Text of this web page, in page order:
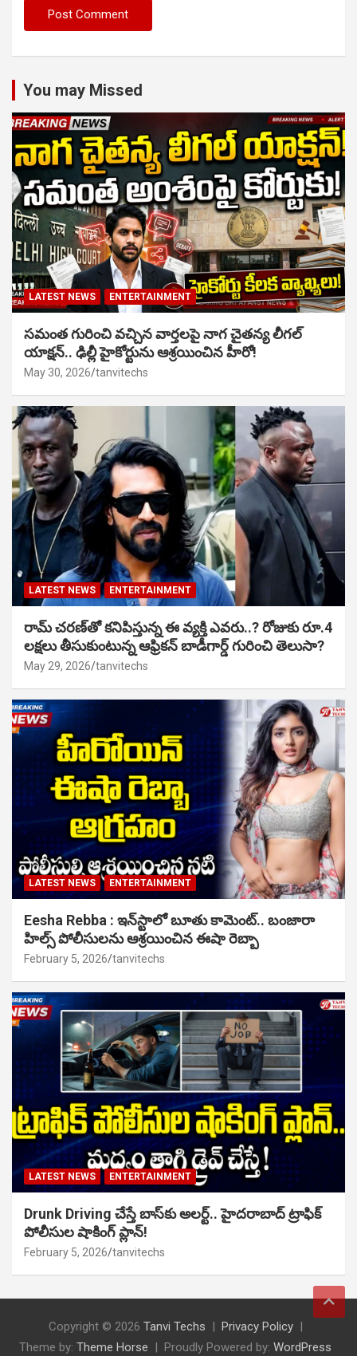
You may Missed
LATEST NEWS ENTERTAINMENT
సమంత గురించి వచ్చిన వార్తలపై నాగ చైతన్య లీగల్
యాక్షన్.. ఢిల్లీ హైకోర్టును ఆశ్రయించిన హీరో!
May 30, 2026 tanvitechs
LATEST NEWS ENTERTAINMENT
రామ్ చరణ్‌తో కనిపిస్తున్న ఈ వ్యక్తి ఎవరు..? రోజుకు రూ.4
లక్షలు తీసుకుంటున్న ఆఫ్రికన్ బాడీగార్డ్ గురించి తెలుసా?
May 29, 2026 tanvitechs
LATEST NEWS ENTERTAINMENT
Eesha Rebba : ఇన్‌స్టాలో బూతు కామెంట్.. బంజారా
హిల్స్ పోలీసులను ఆశ్రయించిన ఈషా రెబ్బా
February 5, 2026 tanvitechs
LATEST NEWS ENTERTAINMENT
Drunk Driving చేస్తే బాస్‌కు అలర్ట్.. హైదరాబాద్ ట్రాఫిక్
పోలీసుల షాకింగ్ ప్లాన్!
February 5, 2026 tanvitechs
Copyright © 2026 Tanvi Techs
Privacy Policy
Theme by: Theme Horse Proudly Powered by: WordPress